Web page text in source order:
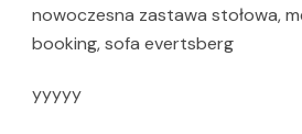
nowoczesna zastawa stołowa,
booking, sofa evertsberg
yyyyy